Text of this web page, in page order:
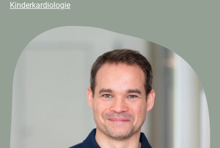
Kinderkardiologie